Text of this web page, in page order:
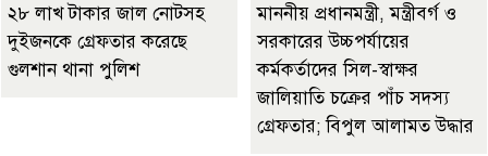
২৮ লাখ টাকার জাল নোটসহ
দুইজনকে গ্রেফতার করেছে
গুলশান থানা পুলিশ
মাননীয় প্রধানমন্ত্রী, মন্ত্রীবর্গ ও
সরকারের উচ্চপর্যায়ের
কর্মকর্তাদের সিল-স্বাক্ষর
জালিয়াতি চক্রের পাঁচ সদস্য
গ্রেফতার; বিপুল আলামত উদ্ধার